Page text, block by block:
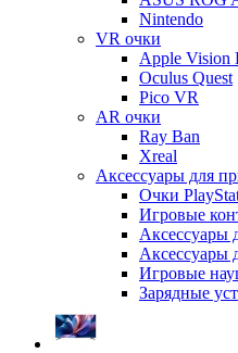
Nintendo
VR очки
Apple Vision
Oculus Quest
Pico VR
AR очки
Ray Ban
Xreal
Аксессуары для
Очки
Игровые
Аксессуары
Аксессуары
Игровые
Зарядные